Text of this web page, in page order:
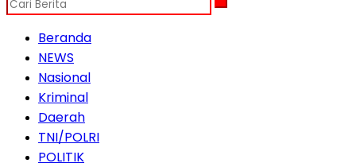
Beranda
NEWS
Nasional
Kriminal
Daerah
TNI/POLRI
POLITIK